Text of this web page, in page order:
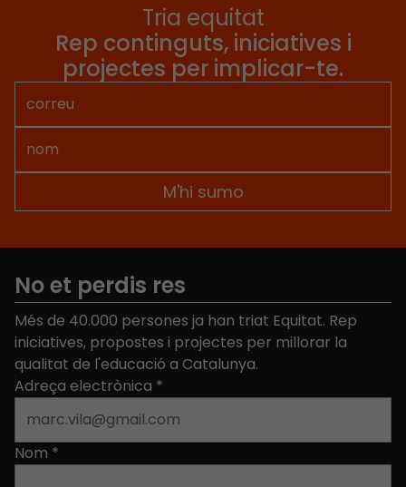
Tria equitat
Rep continguts, iniciatives i
projectes per implicar-te.
No et perdis res
Més de 40.000 persones ja han triat Equitat. Rep
iniciatives, propostes i projectes per millorar la
qualitat de l'educació a Catalunya.
Adreça electrònica *
Nom *